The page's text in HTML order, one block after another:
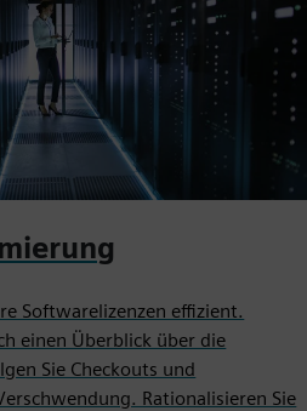
Softwarelizenzen effizient.
einen Überblick über die
Sie Checkouts und
Rationalisieren Sie